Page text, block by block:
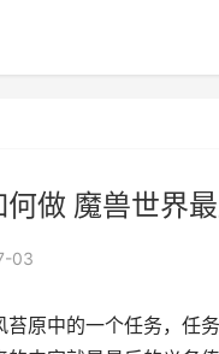
做 魔兽世界
03
原中的一个任务，任